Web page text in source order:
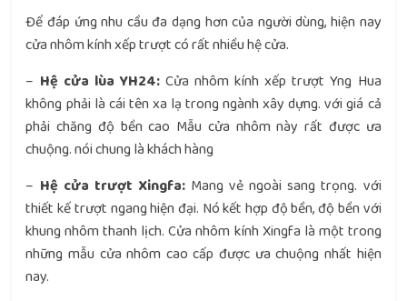
Để đáp ứng nhu cầu đa dạng hơn của người dùng, hiện nay
cửa nhôm kính xếp trượt có rất nhiều hệ cửa.
– Hệ cửa lùa YH24:Cửa nhôm kính xếp trượt Yng Hua
không phải là cái tên xa lạ trong ngành xây dựng. với giá cả
phải chăng độ bền cao Mẫu cửa nhôm này rất được ưa
chuộng. nói chung là khách hàng
– Hệ cửa trượt Xingfa:Mang vẻ ngoài sang trọng. với
thiết kế trượt ngang hiện đại. Nó kết hợp độ bền, độ bền với
khung nhôm thanh lịch. Cửa nhôm kính Xingfa là một trong
những mẫu cửa nhôm cao cấp được ưa chuộng nhất hiện
nay.